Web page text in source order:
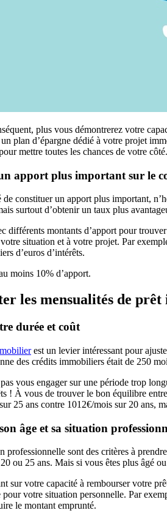
plus vous démontrerez votre
plan d’épargne dédié à votre projet
mettre toutes les chances de votre côté.
apport plus important sur le
constituer un apport plus important,
surtout d’obtenir un taux plus
différents montants d’apport pour
situation et à votre projet. Par
d’euros d’intérêts.
moins 10% d’apport.
les mensualités de
durée et coût
est un levier intéressant pour
des crédits immobiliers était de 250
vous engager sur une période trop
! À vous de trouver le bon équilibre
25 ans contre 1012€/mois sur 20 ans,
âge et sa situation
professionnelle sont des critères à
ou 25 ans. Mais si vous êtes plus âgé
sur votre capacité à rembourser votre
votre situation personnelle. Par
le montant emprunté.